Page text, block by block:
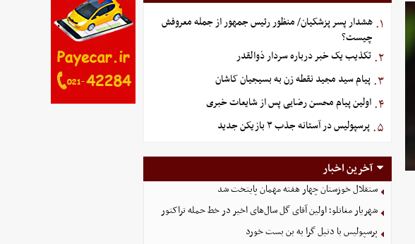
۱. هشدار پسر پزشکیان/ منظور رئیس جمهور از جمله معروفش
چیست؟
۲. تکذیب یک خبر درباره سردار ذوالقدر
۳. پیام سید مجید نقطه زن به بسیجیان کاشان
۴. اولین پیام محسن رضایی پس از شایعات خبری
۵. پرسپولیس در آستانه جذب ۳ بازیکن جدید
آخرین اخبار
ستقلال خوزستان چهار هفته مهمان پایتخت شد
شهریار مغانلو؛ اولین آقای گل سال‌های اخیر در خط حمله تراکتور
پرسپولیس با دنیل گرا به بن بست خورد